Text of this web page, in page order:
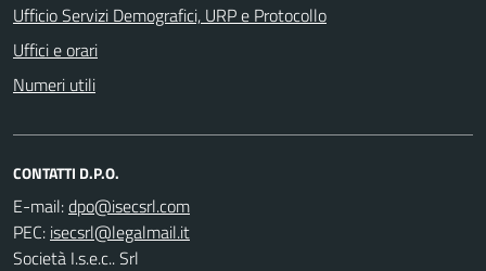
Ufficio Servizi Demografici, URP e Protocollo
Uffici e orari
Numeri utili
CONTATTI D.P.O.
E-mail:
PEC:
Società I.s.e.c.. Srl